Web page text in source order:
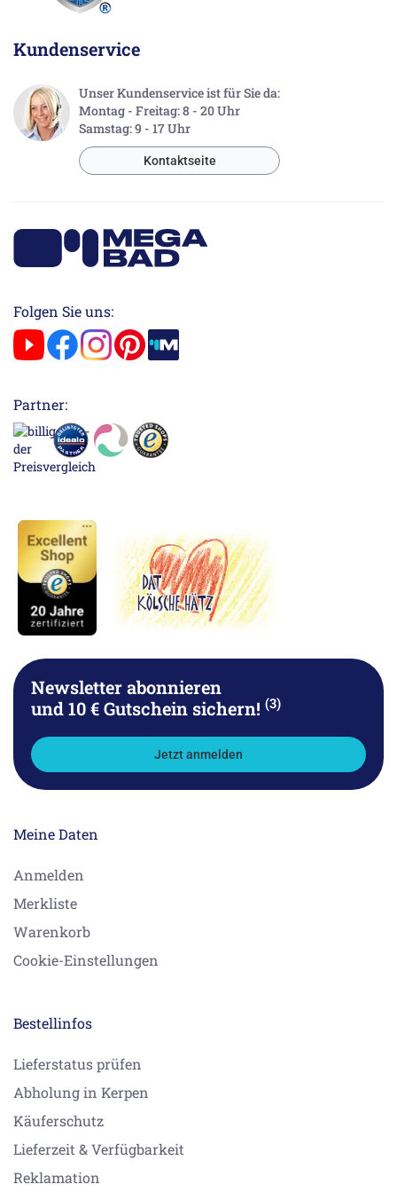
Kundenservice
Unser Kundenservice ist für Sie da:
Montag - Freitag: 8 - 20 Uhr
Samstag: 9 - 17 Uhr
Kontaktseite
Folgen Sie uns:
Partner:
Newsletter abonnieren
und 10 € Gutschein sichern! (3)
Jetzt anmelden
Meine Daten
Anmelden
Merkliste
Warenkorb
Cookie-Einstellungen
Bestellinfos
Lieferstatus prüfen
Abholung in Kerpen
Käuferschutz
Lieferzeit & Verfügbarkeit
Reklamation